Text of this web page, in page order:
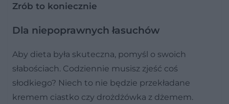
Zrób to koniecznie
Dla niepoprawnych łasuchów
Aby dieta była skuteczna, pomyśl o swoich
słabościach. Codziennie musisz zjeść coś
słodkiego? Niech to nie będzie przekładane
kremem ciastko czy drożdżówka z dżemem.